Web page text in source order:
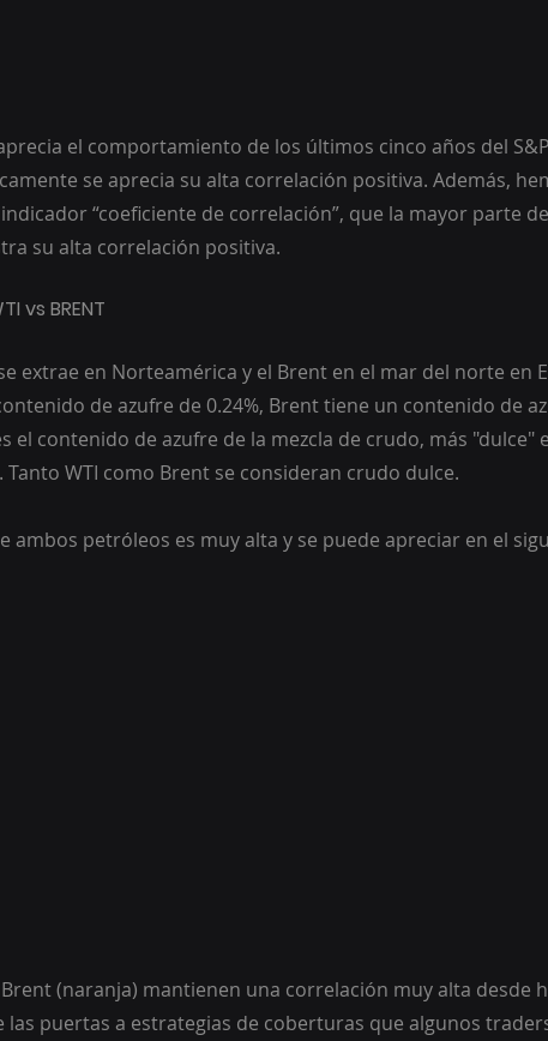
el comportamiento de los últimos cinco años del
se aprecia su alta correlación positiva. Además,
“coeficiente de correlación”, que la mayor parte
su alta correlación positiva.
vs BRENT
extrae en Norteamérica y el Brent en el mar del norte en
de azufre de 0.24%, Brent tiene un contenido de
el contenido de azufre de la mezcla de crudo, más "dulce"
WTI como Brent se consideran crudo dulce.
ambos petróleos es muy alta y se puede apreciar en el
Brent (naranja) mantienen una correlación muy alta desde
las puertas a estrategias de coberturas que algunos